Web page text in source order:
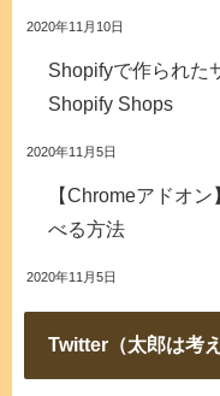
2020年11月10日
Shopifyで作られた
Shopify Shops
2020年11月5日
【Chromeアドオ
べる方法
2020年11月5日
Twitter（太郎は考え